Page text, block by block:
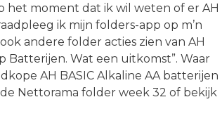
het moment dat ik wil weten of er AH
ik mijn folders-app op m’n
andere folder acties zien van AH
Batterijen. Wat een uitkomst”. Waar
AH BASIC Alkaline AA batterijen
Nettorama folder week 32 of bekijk